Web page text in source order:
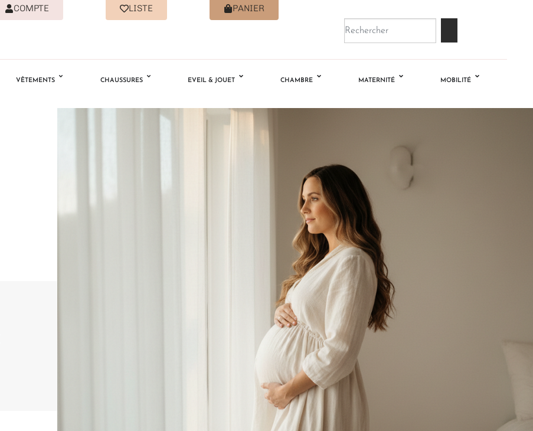
COMPTE LISTE PANIER
VÊTEMENTS CHAUSSURES EVEIL & JOUET CHAMBRE MATERNITÉ MOBILITÉ